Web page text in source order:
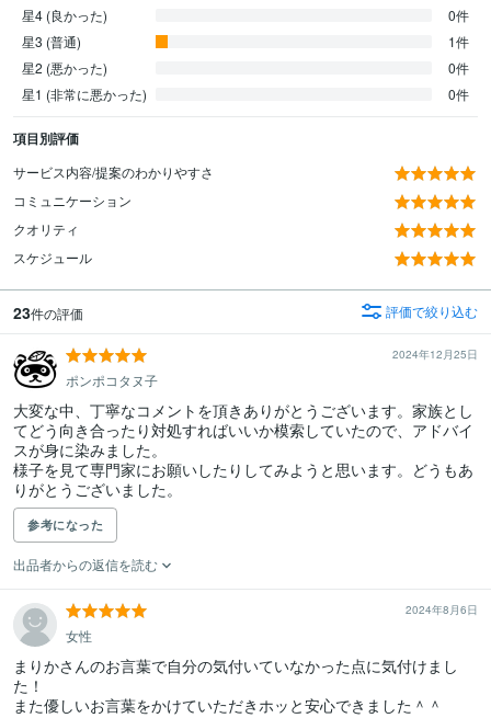
星4 (良かった)
0件
星3 (普通)
1件
星2 (悪かった)
0件
星1 (非常に悪かった)
0件
項目別評価
サービス内容/提案のわかりやすさ
コミュニケーション
クオリティ
スケジュール
23件の評価 評価で絞り込む
2024年12月25日
ポンポコタヌ子
大変な中、丁寧なコメントを頂きありがとうございます。家族とし
てどう向き合ったり対処すればいいか模索していたので、アドバイ
スが身に染みました。
様子を見て専門家にお願いしたりしてみようと思います。どうもあ
りがとうございました。
参考になった
出品者からの返信を読む
2024年8月6日
女性
まりかさんのお言葉で自分の気付いていなかった点に気付けまし
た！
また優しいお言葉をかけていただきホッと安心できました＾＾